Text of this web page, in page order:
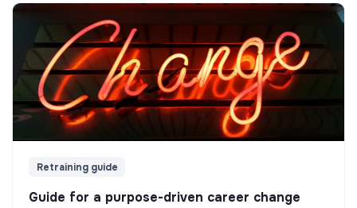
Retraining guide
Guide for a purpose-driven career change